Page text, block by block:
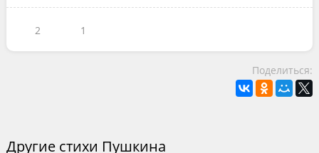
2 1
Поделиться:
Другие стихи Пушкина